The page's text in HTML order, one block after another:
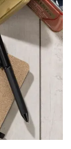
Plata
in numerar